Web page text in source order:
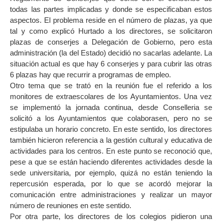
todas las partes implicadas y donde se especificaban estos
aspectos. El problema reside en el número de plazas, ya que
tal y como explicó Hurtado a los directores, se solicitaron
plazas de conserjes a Delegación de Gobierno, pero esta
administración (la del Estado) decidió no sacarlas adelante. La
situación actual es que hay 6 conserjes y para cubrir las otras
6 plazas hay que recurrir a programas de empleo.
Otro tema que se trató en la reunión fue el referido a los
monitores de extraescolares de los Ayuntamientos. Una vez
se implementó la jornada continua, desde Conselleria se
solicitó a los Ayuntamientos que colaborasen, pero no se
estipulaba un horario concreto. En este sentido, los directores
también hicieron referencia a la gestión cultural y educativa de
actividades para los centros. En este punto se reconoció que,
pese a que se están haciendo diferentes actividades desde la
sede universitaria, por ejemplo, quizá no están teniendo la
repercusión esperada, por lo que se acordó mejorar la
comunicación entre administraciones y realizar un mayor
número de reuniones en este sentido.
Por otra parte, los directores de los colegios pidieron una